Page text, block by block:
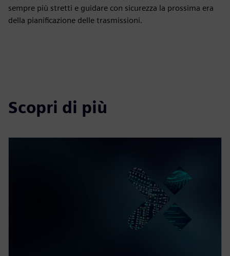
sempre più stretti e guidare con sicurezza la prossima era
della pianificazione delle trasmissioni.
Scopri di più